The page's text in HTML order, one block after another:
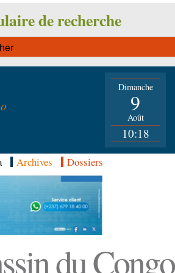
de recherche
Dimanche
9
Août
10:18
Archives Dossiers
du Congo